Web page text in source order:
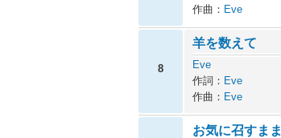
作曲： Eve
8
羊を数えて
Eve
作詞： Eve
作曲： Eve
お気に召すまま